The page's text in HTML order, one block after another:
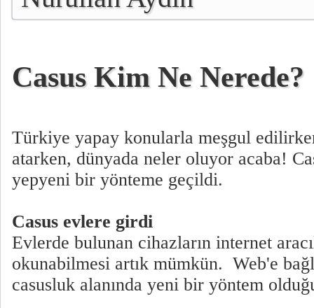
Casus Kim Ne Nerede?
Türkiye yapay konularla meşgul
atarken, dünyada neler oluyor acaba!
yepyeni bir yönteme geçildi.
Casus evlere girdi
Evlerde bulunan cihazların internet
okunabilmesi artık mümkün. Web'e
casusluk alanında yeni bir yöntem